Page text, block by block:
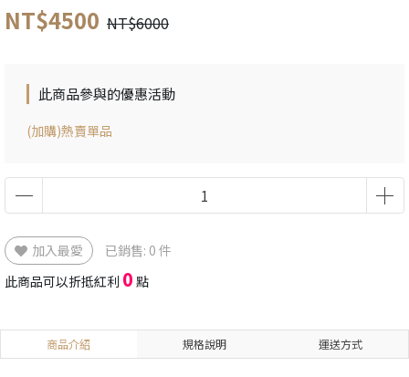
NT$4500 NT$6000
此商品參與的優惠活動
(加購)熱賣單品
加入最愛
已銷售: 0 件
此商品可以折抵紅利 0 點
商品介紹 規格說明 運送方式